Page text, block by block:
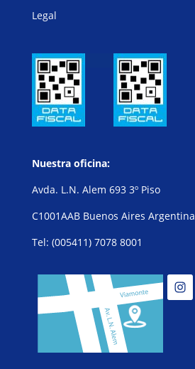
Legal
Nuestra oficina:
Avda. L.N. Alem 693 3º Piso
C1001AAB Buenos Aires Argentina
Tel: (005411) 7078 8001